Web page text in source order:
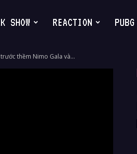
SHOW REACTION PUBG
thềm Nimo Gala và...